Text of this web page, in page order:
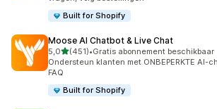
Built for Shopify
Moose AI Chatbot & Live Chat
5,0van 5 sterren
(451)
451 recensies in totaal
•Gratis abonnement beschikbaar
Ondersteun klanten met ONBEPERKTE AI-
FAQ
Built for Shopify